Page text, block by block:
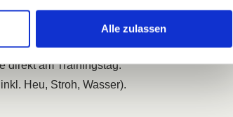
Alle zulassen
einem Leihpferd möglich (10€ pro Einheit).
direkt am Trainingstag.
Heu, Stroh, Wasser).